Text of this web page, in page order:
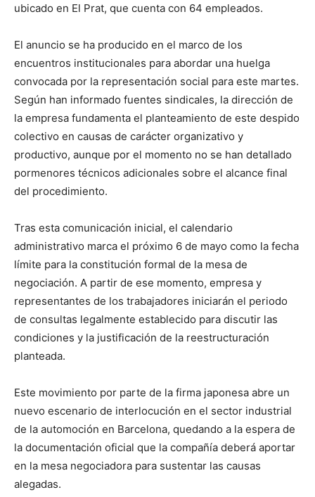
ubicado en El Prat, que cuenta con 64 empleados.
El anuncio se ha producido en el marco de los
encuentros institucionales para abordar una huelga
convocada por la representación social para este martes.
Según han informado fuentes sindicales, la dirección de
la empresa fundamenta el planteamiento de este despido
colectivo en causas de carácter organizativo y
productivo, aunque por el momento no se han detallado
pormenores técnicos adicionales sobre el alcance final
del procedimiento.
Tras esta comunicación inicial, el calendario
administrativo marca el próximo 6 de mayo como la fecha
límite para la constitución formal de la mesa de
negociación. A partir de ese momento, empresa y
representantes de los trabajadores iniciarán el periodo
de consultas legalmente establecido para discutir las
condiciones y la justificación de la reestructuración
planteada.
Este movimiento por parte de la firma japonesa abre un
nuevo escenario de interlocución en el sector industrial
de la automoción en Barcelona, quedando a la espera de
la documentación oficial que la compañía deberá aportar
en la mesa negociadora para sustentar las causas
alegadas.